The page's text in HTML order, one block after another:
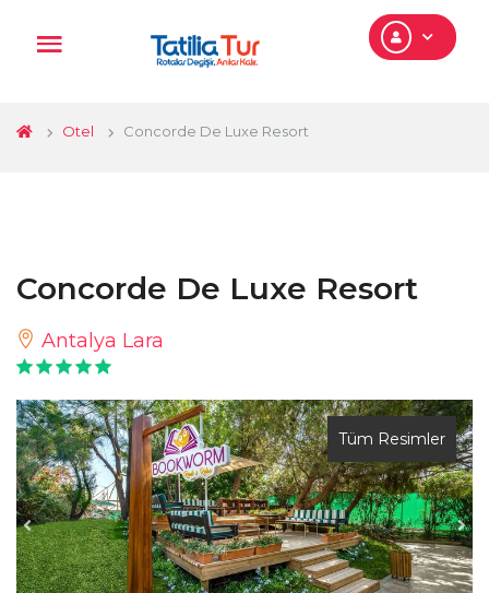
Otel Concorde De Luxe Resort
Concorde De Luxe Resort
Antalya Lara
Tüm Resimler